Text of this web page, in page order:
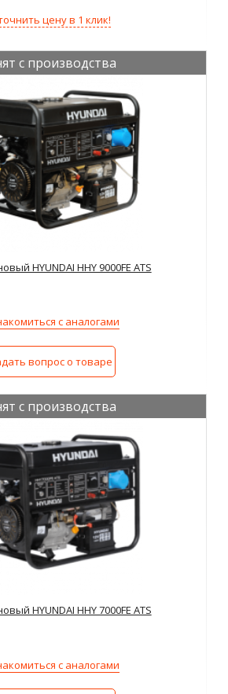
цену в 1 клик!
с производства
HYUNDAI HHY 9000FE ATS
с аналогами
вопрос о товаре
с производства
HYUNDAI HHY 7000FE ATS
с аналогами